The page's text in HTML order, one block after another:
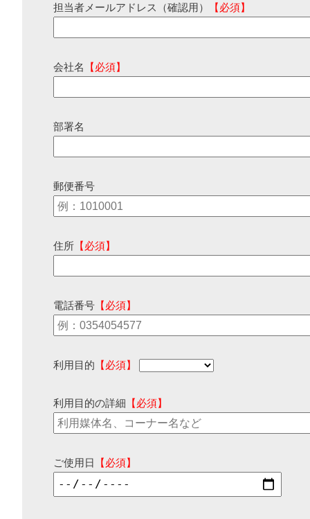
担当者メールアドレス（確認用） 【必須】
会社名 【必須】
部署名
郵便番号
住所 【必須】
電話番号 【必須】
利用目的 【必須】
利用目的の詳細 【必須】
ご使用日 【必須】